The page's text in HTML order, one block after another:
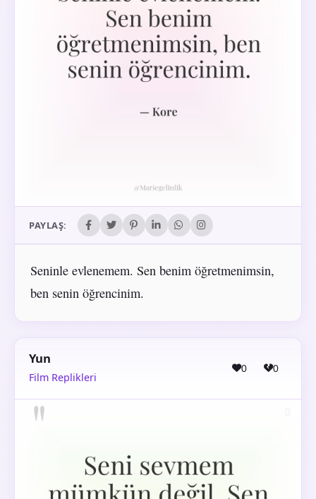
PAYLAŞ:
Seninle evlenemem. Sen benim öğretmenimsin,
ben senin öğrencinim.
Yun
Film Replikleri
0 0